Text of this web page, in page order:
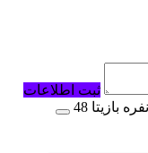
ثبت اطلاعات